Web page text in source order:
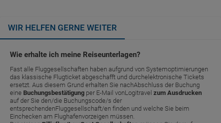
WIR HELFEN GERNE WEITER
Wie erhalte ich meine Reiseunterlagen?
Fast alle Fluggesellschaften haben aufgrund von Systemoptimierungen
das klassische Flugticket abgeschafft und durchelektronische Tickets
ersetzt. Aus diesem Grund erhalten Sie nachAbschluss der Buchung
eine Buchungsbestätigung per E-Mail vonLogitravel zum Ausdrucken
auf der Sie den/die Buchungscode/s der
entsprechendenFluggesellschaft/en finden und welche Sie beim
Einchecken am Flughafenvorzeigen müssen.